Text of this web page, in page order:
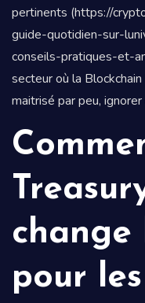
pertinents (https://
guide-quotidien-sur-
conseils-pratiques-et-
secteur où la
maitrisé par peu,
change
pour les